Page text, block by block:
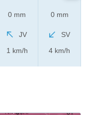
0 mm
JV
1 km/h
0 mm
SV
4 km/h